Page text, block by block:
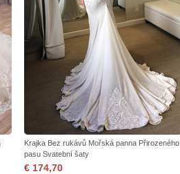
Krajka Bez rukávů Mořská panna Přirozeného
pasu Svatební šaty
€ 174,70